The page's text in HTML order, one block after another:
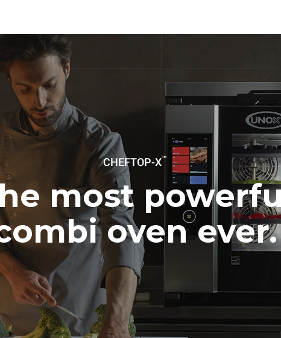
av följande veckovisa
veckor/år):
CHEFTOP-X™
most
oven ever.